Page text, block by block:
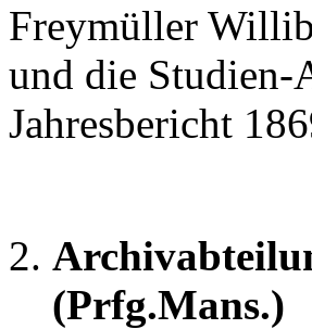
Freymüller
und die Studien-
Jahresbericht
(Prfg.Mans.)